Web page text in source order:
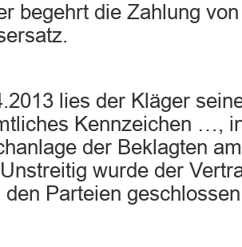
begehrt die Zahlung
lies der Kläger
Kennzeichen …,
der Beklagten
wurde der
Parteien